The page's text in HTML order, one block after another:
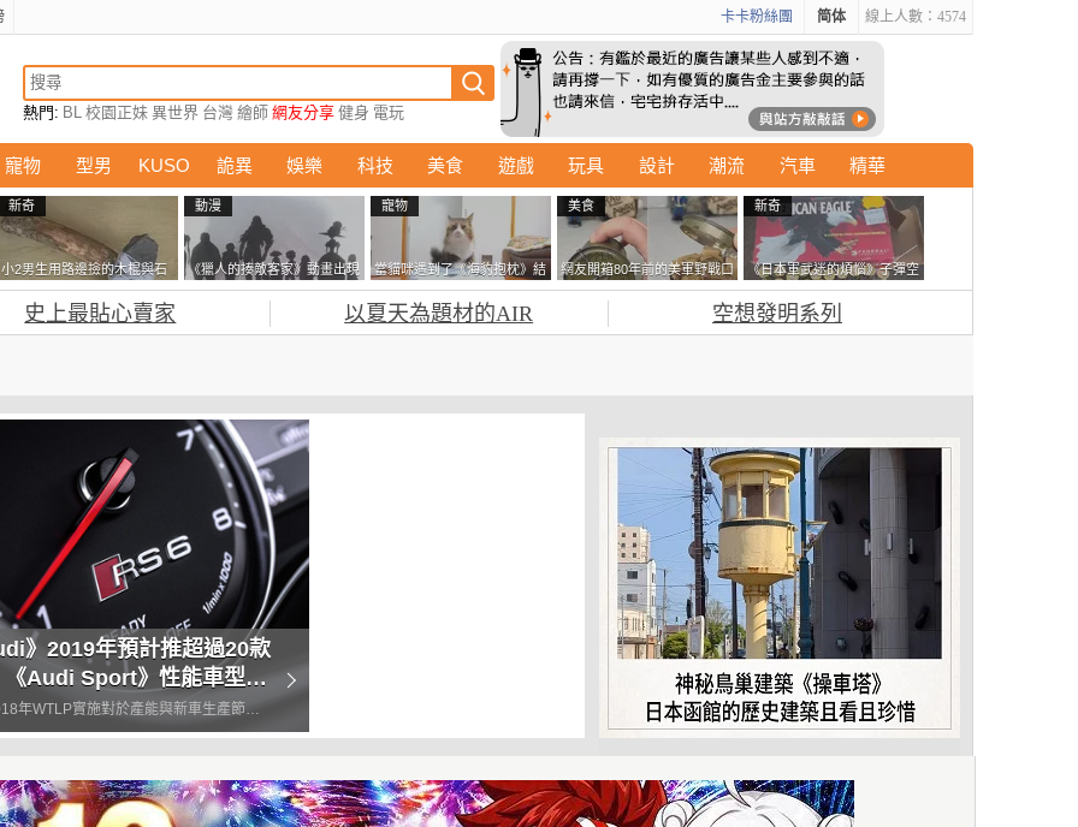
線上人數：4574
简体
卡卡粉絲團
熱門: BL 校園正妹 異世界 台灣 繪師 網友分享 健身 電玩
寵物 型男 KUSO 詭異 娛樂 科技 美食 遊戲 玩具 設計 潮流 汽車 精華
新奇
小2男生用路邊撿的木棍與石
頭做成了《石斧》馬麻打開書
包嚇一跳怎麼會有這種東
西！？
動漫
《獵人的揍敵客家》動畫出現
的這個剪影是誰？你是不是忘
寵物
當貓咪遇到了《海豹抱枕》結
果玩了10天後，海豹一整個走
鐘笑翻網友
美食
網友開箱80年前的美軍野戰口
糧 罐頭本身保存良好，但裡
新奇
《日本軍武迷的煩惱》子彈空
盒在日本超級貴 美國網友直
接一大箱寄給他了
史上最貼心賣家 以夏天為題材的AIR 空想發明系列
》2019年預計推超過20款
《Audi Sport》性能車型就
年WTLP實施對於產能與新車生產節奏
的衝擊，《Audi》不但透過研發與測試
升，加速動力系統的開發與認證流程，同
約3成內燃機引擎與變速箱的組合搭配，